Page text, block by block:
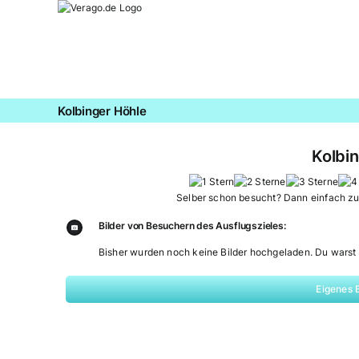
Kolbinger Höhle
Selber schon besucht? Dann einfach
Bilder von Besuchern des Ausflugszieles:
Bisher wurden noch keine Bilder hochgeladen. Du
Eigenes